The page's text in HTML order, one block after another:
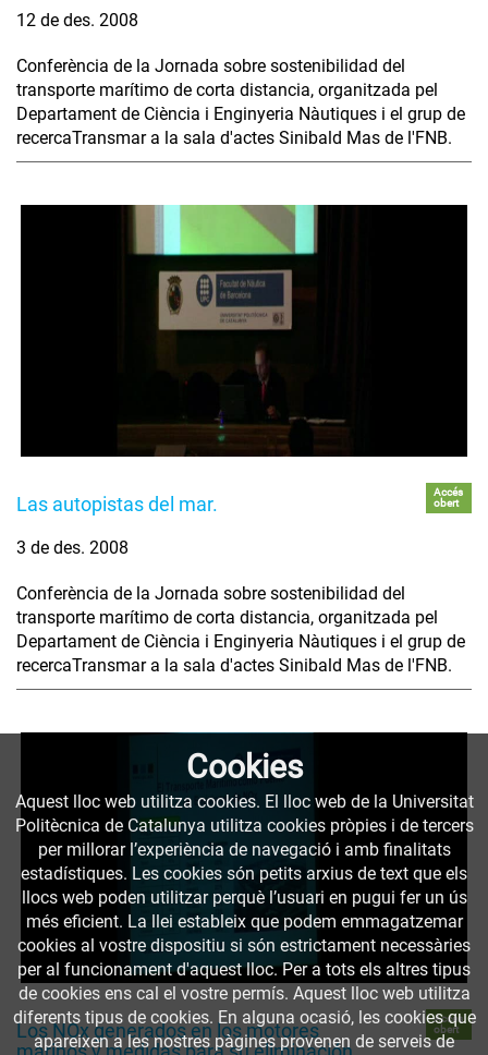
12 de des. 2008
Conferència de la Jornada sobre sostenibilidad del
transporte marítimo de corta distancia, organitzada pel
Departament de Ciència i Enginyeria Nàutiques i el grup de
recercaTransmar a la sala d'actes Sinibald Mas de l'FNB.
Las autopistas del mar.
Accés
obert
3 de des. 2008
Conferència de la Jornada sobre sostenibilidad del
transporte marítimo de corta distancia, organitzada pel
Departament de Ciència i Enginyeria Nàutiques i el grup de
recercaTransmar a la sala d'actes Sinibald Mas de l'FNB.
Los NOx generados en los motores
Accés
obert
Cookies
Aquest lloc web utilitza cookies. El lloc web de la Universitat
Politècnica de Catalunya utilitza cookies pròpies i de tercers
per millorar l’experiència de navegació i amb finalitats
estadístiques. Les cookies són petits arxius de text que els
llocs web poden utilitzar perquè l’usuari en pugui fer un ús
més eficient. La llei estableix que podem emmagatzemar
cookies al vostre dispositiu si són estrictament necessàries
per al funcionament d'aquest lloc. Per a tots els altres tipus
de cookies ens cal el vostre permís. Aquest lloc web utilitza
diferents tipus de cookies. En alguna ocasió, les cookies que
apareixen a les nostres pàgines provenen de serveis de